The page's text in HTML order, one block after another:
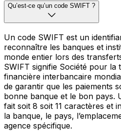
Qu’est-ce qu’un code SWIFT ?
Un code SWIFT est un
reconnaître les banques et
monde entier lors des
SWIFT signifie Société pour la
financière interbancaire
de garantir que les paiements
bonne banque et le bon pays.
fait soit 8 soit 11 caractères et
la banque, le pays,
agence spécifique.